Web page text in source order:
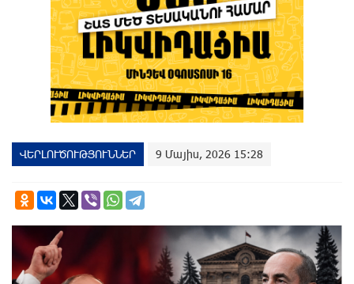
ՎԵՐԼՈՒԾՈՒԹՅՈՒՆՆԵՐ 9 Մայիս, 2026 15:28